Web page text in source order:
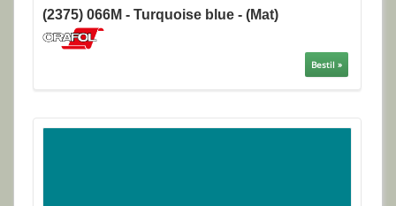
(2375) 066M - Turquoise blue - (Mat)
Bestil »